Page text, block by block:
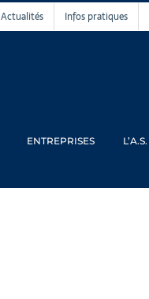
Actualités Infos pratiques
ENTREPRISES L’A.S.